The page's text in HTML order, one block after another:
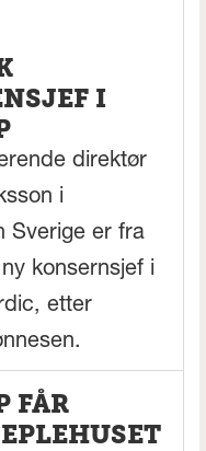
I
direktør
i
Sverige er fra
konsernsjef i
etter
FÅR